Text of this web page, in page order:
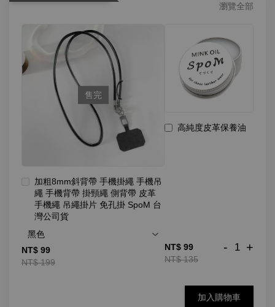
瀏覽全部
售完
加粗8mm斜背帶 手機掛繩 手機吊
繩 手機背帶 掛頸繩 側背帶 皮革
手機繩 吊繩掛片 免孔掛 SpoM 台
灣公司貨
NT$ 99
NT$ 199
高純度皮革保養油
NT$ 99
NT$ 135
- +
加入購物車